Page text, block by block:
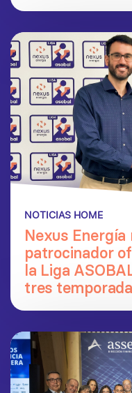
NOTICIAS HOME
Nexus
patrocinador
la Liga
tres